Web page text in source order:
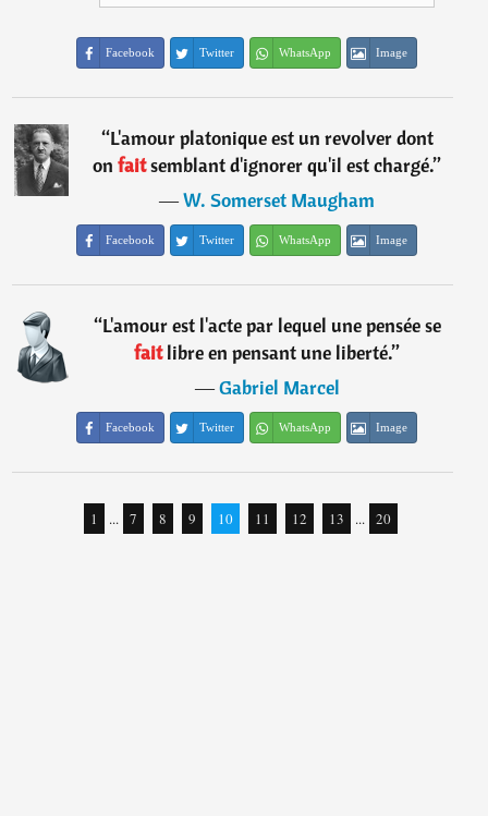
Facebook Twitter WhatsApp Image
“L'amour platonique est un revolver dont
onfaitsemblant d'ignorer qu'il est chargé.”
―W. Somerset Maugham
Facebook Twitter WhatsApp Image
“L'amour est l'acte par lequel une pensée se
faitlibre en pensant une liberté.”
―Gabriel Marcel
Facebook Twitter WhatsApp Image
1 ... 7 8 9 10 11 12 13 ... 20